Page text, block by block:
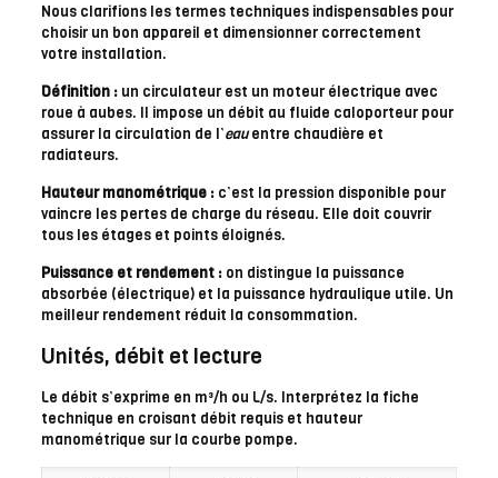
Nous clarifions les termes techniques indispensables pour
choisir un bon appareil et dimensionner correctement
votre installation.
Définition :un circulateur est un moteur électrique avec
roue à aubes. Il impose un débit au fluide caloporteur pour
assurer la circulation de l’eauentre chaudière et
radiateurs.
Hauteur manométrique :c’est la pression disponible pour
vaincre les pertes de charge du réseau. Elle doit couvrir
tous les étages et points éloignés.
Puissance et rendement :on distingue la puissance
absorbée (électrique) et la puissance hydraulique utile. Un
meilleur rendement réduit la consommation.
Unités, débit et lecture
Le débit s’exprime en m³/h ou L/s. Interprétez la fiche
technique en croisant débit requis et hauteur
manométrique sur la courbe pompe.